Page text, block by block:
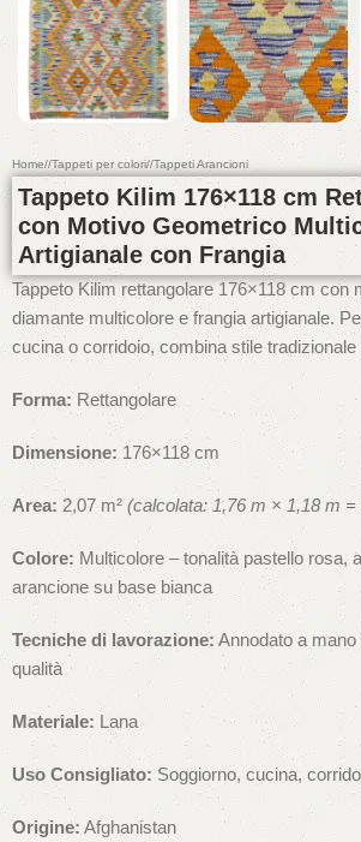
Home/ Tappeti per colori/ Tappeti Arancioni
Tappeto Kilim 176×118 cm
con Motivo Geometrico
Artigianale con Frangia
Tappeto Kilim rettangolare 176×118 cm con
diamante multicolore e frangia artigianale.
cucina o corridoio, combina stile
Forma: Rettangolare
Dimensione: 176×118 cm
Area: 2,07 m² (calcolata: 1,76 m × 1,18 m =
Colore: Multicolore – tonalità pastello rosa,
arancione su base bianca
Tecniche di lavorazione: Annodato a
qualità
Materiale: Lana
Uso Consigliato: Soggiorno, cucina,
Origine: Afghanistan